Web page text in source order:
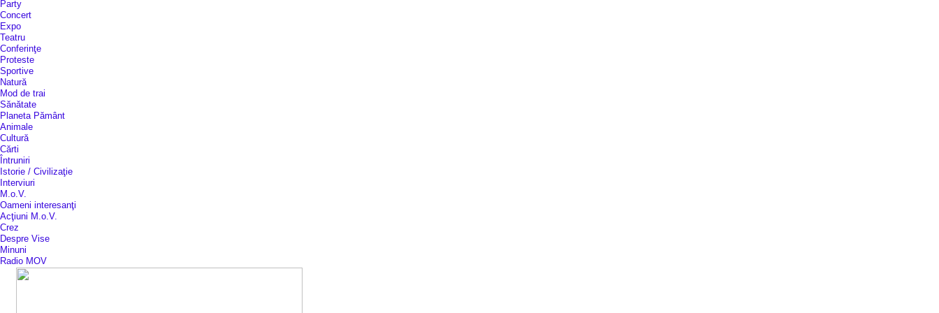
Party
Concert
Expo
Teatru
Conferinţe
Proteste
Sportive
Natură
Mod de trai
Sănătate
Planeta Pământ
Animale
Cultură
Cărti
Întruniri
Istorie / Civilizaţie
Interviuri
M.o.V.
Oameni interesanţi
Acţiuni M.o.V.
Crez
Despre Vise
Minuni
Radio MOV